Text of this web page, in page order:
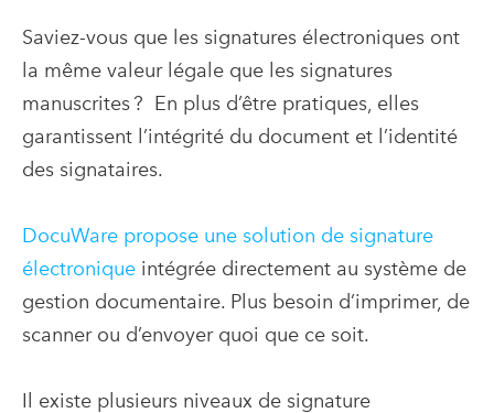
Saviez-vous que les signatures électroniques ont
la même valeur légale que les signatures
manuscrites ? En plus d’être pratiques, elles
garantissent l’intégrité du document et l’identité
des signataires.
DocuWare propose une solution de signature
électronique intégrée directement au système de
gestion documentaire. Plus besoin d’imprimer, de
scanner ou d’envoyer quoi que ce soit.
Il existe plusieurs niveaux de signature